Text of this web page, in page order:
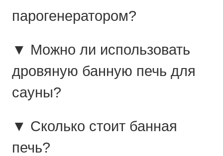
парогенератором?
▼ Можно ли использовать
дровяную банную печь для
сауны?
▼ Сколько стоит банная
печь?